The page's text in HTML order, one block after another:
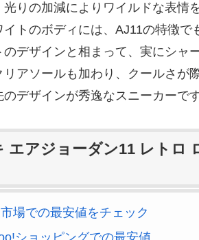
光りの加減によりワイルドな表情
イトのボディには、AJ11の特徴
のデザインと相まって、実にシャ
リアソールも加わり、クールさが
のデザインが秀逸なスニーカーで
エアジョーダン11 レトロ
場での最安値をチェック
ショッピングでの最安値